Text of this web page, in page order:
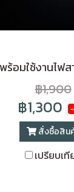
฿1,900
฿1,300
สั่งซื้อสิน
เปรียบเที